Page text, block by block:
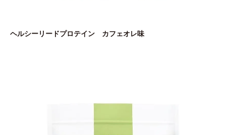
ヘルシーリードプロテイン カフェオレ味